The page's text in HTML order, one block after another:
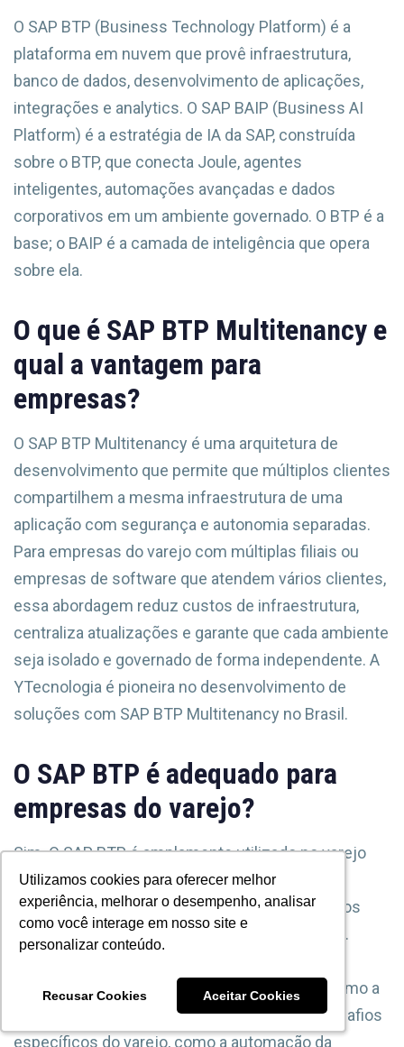
Utilizamos cookies para oferecer melhor
experiência, melhorar o desempenho, analisar
como você interage em nosso site e
personalizar conteúdo.
Recusar Cookies Aceitar Cookies
Utilizamos cookies para oferecer melhor
experiência, melhorar o desempenho, analisar
como você interage em nosso site e
personalizar conteúdo.
Recusar Cookies Aceitar Cookies
O SAP BTP (Business Technology Platform) é a
plataforma em nuvem que provê infraestrutura,
banco de dados, desenvolvimento de aplicações,
integrações e analytics. O SAP BAIP (Business AI
Platform) é a estratégia de IA da SAP, construída
sobre o BTP, que conecta Joule, agentes
inteligentes, automações avançadas e dados
corporativos em um ambiente governado. O BTP é a
base; o BAIP é a camada de inteligência que opera
sobre ela.
O que é SAP BTP Multitenancy e
qual a vantagem para
empresas?
O SAP BTP Multitenancy é uma arquitetura de
desenvolvimento que permite que múltiplos clientes
compartilhem a mesma infraestrutura de uma
aplicação com segurança e autonomia separadas.
Para empresas do varejo com múltiplas filiais ou
empresas de software que atendem vários clientes,
essa abordagem reduz custos de infraestrutura,
centraliza atualizações e garante que cada ambiente
seja isolado e governado de forma independente. A
YTecnologia é pioneira no desenvolvimento de
soluções com SAP BTP Multitenancy no Brasil.
O SAP BTP é adequado para
empresas do varejo?
Sim. O SAP BTP é amplamente utilizado no varejo
para desenvolver extensões do ERP, integrar
sistemas de pagamento, automatizar processos
financeiros e construir aplicações de analytics.
YTecnologia sobre o SAP BTP, demonstram como a
plataforma pode ser aplicada para resolver desafios
específicos do varejo, como a automação da